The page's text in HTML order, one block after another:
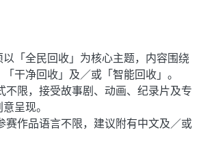
「全民回收」为核心主题，内容围绕
「干净回收」及／或「智能回收」。
不限，接受故事剧、动画、纪录片及专
呈现。
赛作品语言不限，建议附有中文及／或